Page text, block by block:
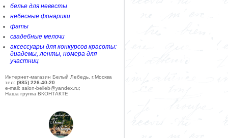
белье для невесты
небесные фонарики
фаты
свадебные мелочи
аксессуары для конкурсов красоты:
диадемы, ленты, номера для
участниц
Интернет-магазин Белый Лебедь, г.Москва
тел: (985) 226-40-20
e-mail: salon-belleb@yandex.ru;
Наша группа ВКОНТАКТЕ